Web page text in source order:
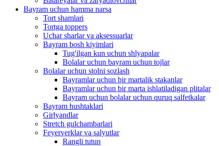
Bayram uchun hamma narsa
Tort shamlari
Tortga toppers
Uchar sharlar va aksessuarlar
Bayram bosh kiyimlari
Tug'ilgan kun uchun shlyapalar
Bolalar uchun bayram uchun tojlar
Bolalar uchun stolni sozlash
Bayramlar uchun bir martalik stakanlar
Bayramlar uchun bir marta ishlatiladigan plitalar
Bayram uchun bolalar uchun quruq salfetkalar
Bayram hushtaklari
Girlyandlar
Stretch gulchambarlari
Feyerverklar va salyutlar
Rangli tutun